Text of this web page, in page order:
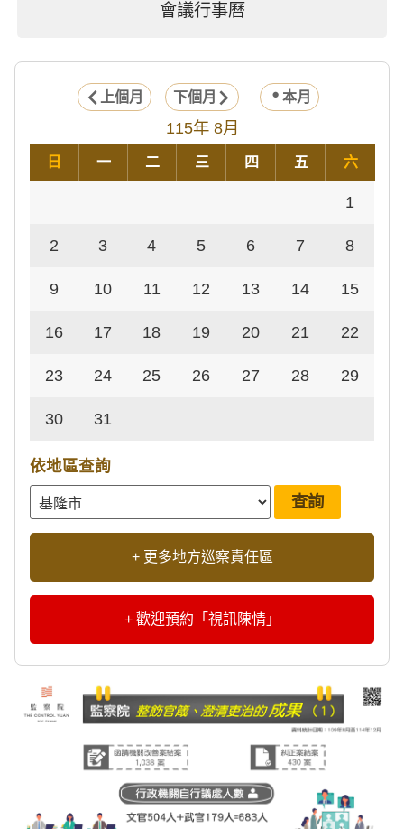
會議行事曆
上個月 下個月 本月
115年 8月
日 一 二 三 四 五 六
1
2 3 4 5 6 7 8
9 10 11 12 13 14 15
16 17 18 19 20 21 22
23 24 25 26 27 28 29
30 31
依地區查詢
+ 更多地方巡察責任區
+ 歡迎預約「視訊陳情」